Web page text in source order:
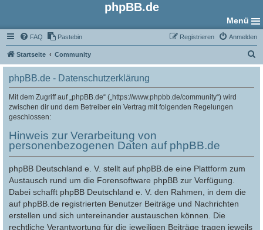
phpBB.de
Menü
FAQ Pastebin Anmelden
Registrieren
Startseite Community
u
phpBB.de - Datenschutzerklärung
Mit dem Zugriff auf „phpBB.de“ („https://www.phpbb.de/community“) wird
zwischen dir und dem Betreiber ein Vertrag mit folgenden Regelungen
geschlossen:
Hinweis zur Verarbeitung von
personenbezogenen Daten auf phpBB.de
phpBB Deutschland e. V. stellt auf phpBB.de eine Plattform zum
Austausch rund um die Forensoftware phpBB zur Verfügung.
Dabei schafft phpBB Deutschland e. V. den Rahmen, in dem die
auf phpBB.de registrierten Benutzer Beiträge und Nachrichten
erstellen und sich untereinander austauschen können. Die
rechtliche Verantwortung für die jeweiligen Beiträge tragen jeweils